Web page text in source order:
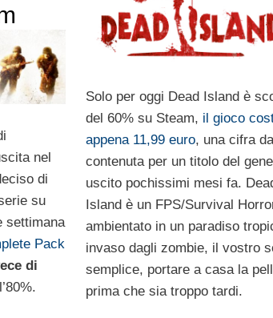
Solo per oggi Dead Island è
del 60% su Steam, il gioco
appena 11,99 euro, una cifra
contenuta per un titolo del
uscito pochissimi mesi fa.
Island è un FPS/Survival
ambientato in un paradiso
invaso dagli zombie, il vostro
semplice, portare a casa la
prima che sia troppo tardi.
nel
di
su
settimana
Pack
di